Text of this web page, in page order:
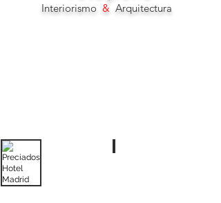
Interiorismo & Arquitectura
Preciados Hotel Madrid